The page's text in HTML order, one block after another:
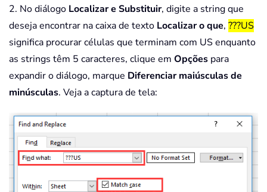
2. No diálogo Localizar e Substituir, digite a string que
deseja encontrar na caixa de texto Localizar o que, ???US
significa procurar células que terminam com US enquanto
as strings têm 5 caracteres, clique em Opções para
expandir o diálogo, marque Diferenciar maiúsculas de
minúsculas. Veja a captura de tela: